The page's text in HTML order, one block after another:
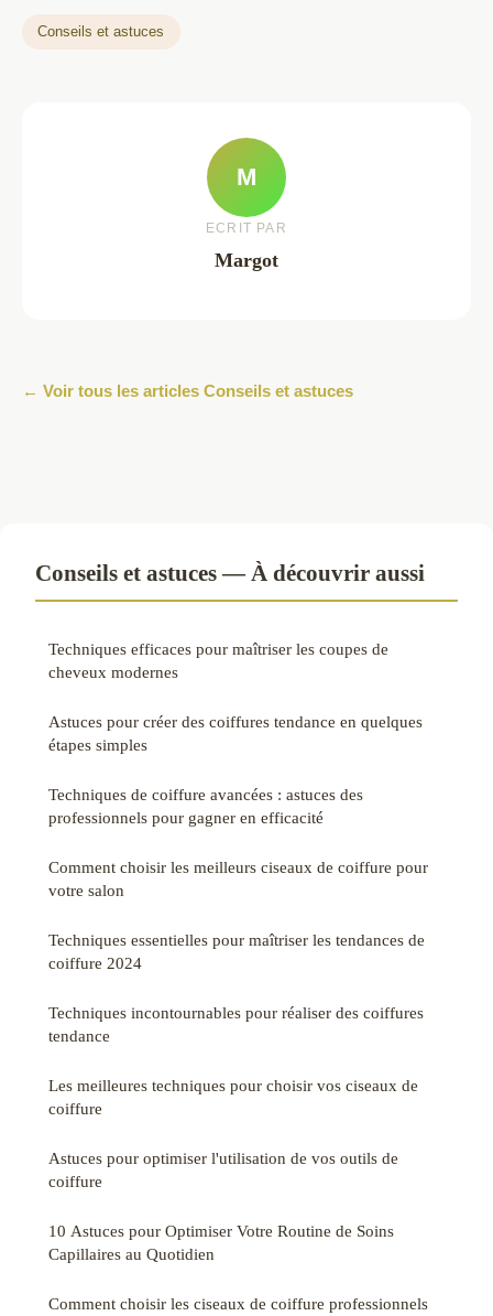
Conseils et astuces
M
ECRIT PAR
Margot
← Voir tous les articles Conseils et astuces
Conseils et astuces — À découvrir aussi
Techniques efficaces pour maîtriser les coupes de
cheveux modernes
Astuces pour créer des coiffures tendance en quelques
étapes simples
Techniques de coiffure avancées : astuces des
professionnels pour gagner en efficacité
Comment choisir les meilleurs ciseaux de coiffure pour
votre salon
Techniques essentielles pour maîtriser les tendances de
coiffure 2024
Techniques incontournables pour réaliser des coiffures
tendance
Les meilleures techniques pour choisir vos ciseaux de
coiffure
Astuces pour optimiser l'utilisation de vos outils de
coiffure
10 Astuces pour Optimiser Votre Routine de Soins
Capillaires au Quotidien
Comment choisir les ciseaux de coiffure professionnels